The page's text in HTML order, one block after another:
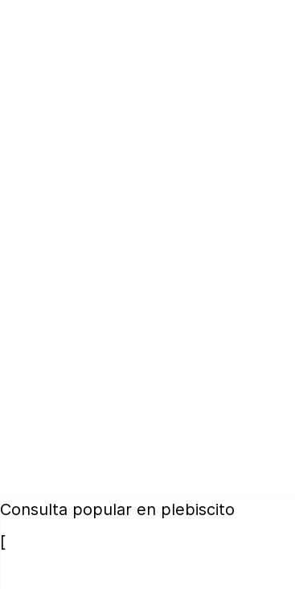
Consulta popular en plebiscito
[